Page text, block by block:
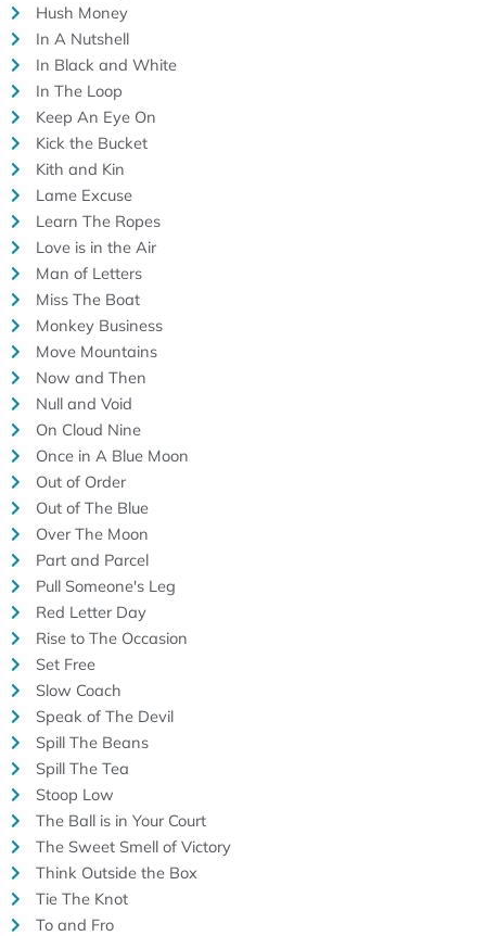
Hush Money
In A Nutshell
In Black and White
In The Loop
Keep An Eye On
Kick the Bucket
Kith and Kin
Lame Excuse
Learn The Ropes
Love is in the Air
Man of Letters
Miss The Boat
Monkey Business
Move Mountains
Now and Then
Null and Void
On Cloud Nine
Once in A Blue Moon
Out of Order
Out of The Blue
Over The Moon
Part and Parcel
Pull Someone's Leg
Red Letter Day
Rise to The Occasion
Set Free
Slow Coach
Speak of The Devil
Spill The Beans
Spill The Tea
Stoop Low
The Ball is in Your Court
The Sweet Smell of Victory
Think Outside the Box
Tie The Knot
To and Fro